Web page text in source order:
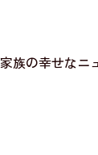
族の幸せなニ